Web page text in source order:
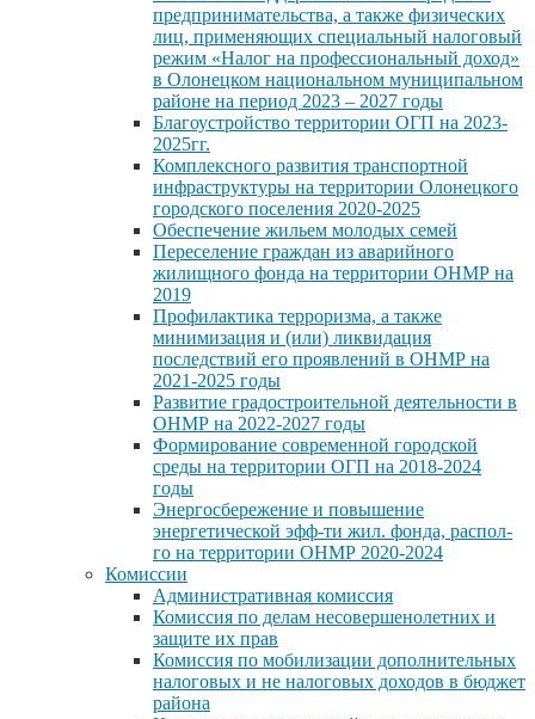
предпринимательства, а также физических
лиц, применяющих специальный налоговый
режим «Налог на профессиональный доход»
в Олонецком национальном муниципальном
районе на период 2023 – 2027 годы
Благоустройство территории ОГП на 2023-
2025гг.
Комплексного развития транспортной
инфраструктуры на территории Олонецкого
городского поселения 2020-2025
Обеспечение жильем молодых семей
Переселение граждан из аварийного
жилищного фонда на территории ОНМР на
2019
Профилактика терроризма, а также
минимизация и (или) ликвидация
последствий его проявлений в ОНМР на
2021-2025 годы
Развитие градостроительной деятельности в
ОНМР на 2022-2027 годы
Формирование современной городской
среды на территории ОГП на 2018-2024
годы
Энергосбережение и повышение
энергетической эфф-ти жил. фонда, распол-
го на территории ОНМР 2020-2024
Комиссии
Административная комиссия
Комиссия по делам несовершенолетних и
защите их прав
Комиссия по мобилизации дополнительных
налоговых и не налоговых доходов в бюджет
района